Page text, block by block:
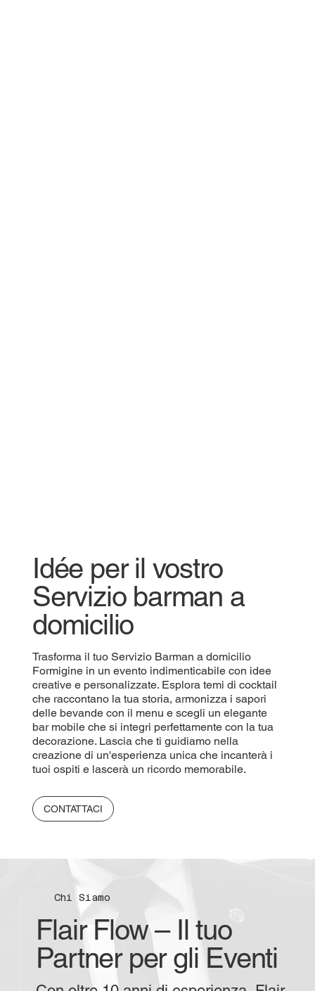
Idée per il vostro
Servizio barman a
domicilio
Trasforma il tuo Servizio Barman a domicilio
Formigine in un evento indimenticabile con idee
creative e personalizzate. Esplora temi di cocktail
che raccontano la tua storia, armonizza i sapori
delle bevande con il menu e scegli un elegante
bar mobile che si integri perfettamente con la tua
decorazione. Lascia che ti guidiamo nella
creazione di un'esperienza unica che incanterà i
tuoi ospiti e lascerà un ricordo memorabile.
CONTATTACI
Chi Siamo
Flair Flow – Il tuo
Partner per gli Eventi